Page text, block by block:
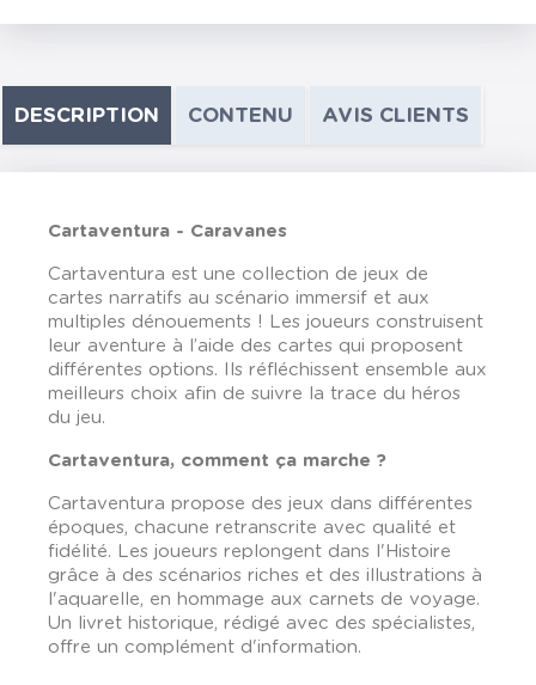
DESCRIPTION CONTENU AVIS CLIENTS
Cartaventura - Caravanes
Cartaventura est une collection de jeux de
cartes narratifs au scénario immersif et aux
multiples dénouements ! Les joueurs construisent
leur aventure à l’aide des cartes qui proposent
différentes options. Ils réfléchissent ensemble aux
meilleurs choix afin de suivre la trace du héros
du jeu.
Cartaventura, comment ça marche ?
Cartaventura propose des jeux dans différentes
époques, chacune retranscrite avec qualité et
fidélité. Les joueurs replongent dans l'Histoire
grâce à des scénarios riches et des illustrations à
l'aquarelle, en hommage aux carnets de voyage.
Un livret historique, rédigé avec des spécialistes,
offre un complément d'information.